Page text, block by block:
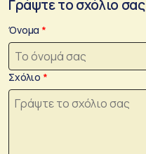
Γράψτε το σχόλιο σας
Όνομα
Σχόλιο